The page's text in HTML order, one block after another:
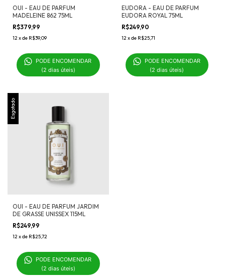
OUI - EAU DE PARFUM
MADELEINE 862 75ML
R$379,99
12xde R$39,09
PODE ENCOMENDAR
(2 dias úteis)
EUDORA - EAU DE PARFUM
EUDORA ROYAL 75ML
R$249,90
12xde R$25,71
PODE ENCOMENDAR
(2 dias úteis)
Esgotado
OUI - EAU DE PARFUM JARDIM
DE GRASSE UNISSEX 115ML
R$249,99
12xde R$25,72
PODE ENCOMENDAR
(2 dias úteis)